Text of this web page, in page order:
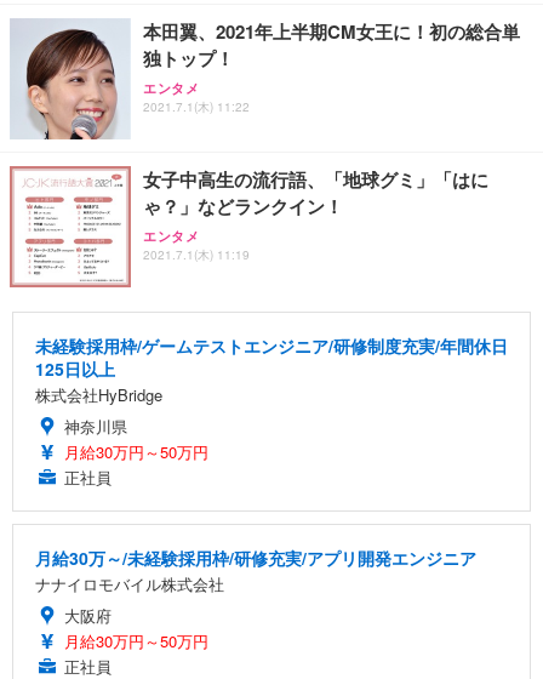
本田翼、2021年上半期CM女王に！初の総合単
独トップ！
エンタメ
2021.7.1(木) 11:22
女子中高生の流行語、「地球グミ」「はに
ゃ？」などランクイン！
エンタメ
2021.7.1(木) 11:19
未経験採用枠/ゲームテストエンジニア/研修制度充実/年間休日
125日以上
株式会社HyBridge
神奈川県
月給30万円～50万円
正社員
月給30万～/未経験採用枠/研修充実/アプリ開発エンジニア
ナナイロモバイル株式会社
大阪府
月給30万円～50万円
正社員